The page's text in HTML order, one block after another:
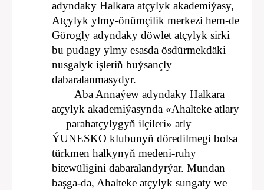
adyndaky Halkara atçylyk akademiýasy,
Atçylyk ylmy-önümçilik merkezi hem-de
Görogly adyndaky döwlet atçylyk sirki
bu pudagy ylmy esasda ösdürmekdäki
nusgalyk işleriň buýsançly
dabaralanmasydyr.
Aba Annaýew adyndaky Halkara
atçylyk akademiýasynda «Ahalteke atlary
— parahatçylygyň ilçileri» atly
ÝUNESKO klubunyň döredilmegi bolsa
türkmen halkynyň medeni-ruhy
bitewüligini dabaralandyrýar. Mundan
başga-da, Ahalteke atçylyk sungaty we